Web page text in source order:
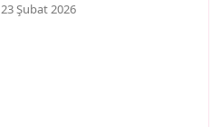
katkı: IV. Hasat Hibe
23 Şubat 2026